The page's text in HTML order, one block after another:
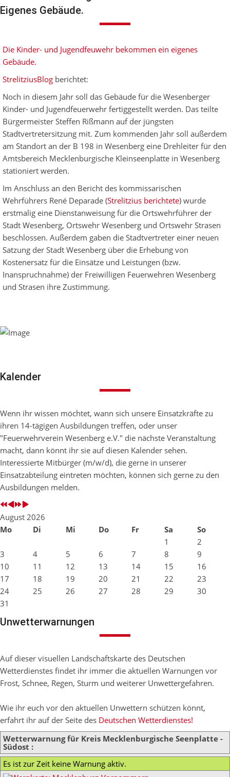
Eigenes Gebäude.
Die Kinder- und Jugendfeuwehr bekommen ein eigenes
Gebäude.
StrelitziusBlog berichtet:
Noch in diesem Jahr soll das Gebäude für die Wesenberger
Kinder- und Jugendfeuerwehr fertiggestellt werden. Das teilte
Bürgermeister Steffen Rißmann auf der jüngsten
Stadtvertretersitzung mit. Zum kommenden Jahr soll außerdem
am Standort an der B 198 in Wesenberg eine Drehleiter für den
Amtsbereich Mecklenburgische Kleinseenplatte in Wesenberg
stationiert werden.
Im Anschluss an den Bericht des kommissarischen
Wehrführers René Deparade (Strelitzius berichtete) wurde
erstmalig eine Dienstanweisung für die Ortswehrführer der
Stadt Wesenberg, Ortswehr Wesenberg und Ortswehr Strasen
beschlossen. Außerdem gaben die Stadtvertreter einer neuen
Satzung der Stadt Wesenberg über die Erhebung von
Kostenersatz für die Einsätze und Leistungen (bzw.
Inanspruchnahme) der Freiwilligen Feuerwehren Wesenberg
und Strasen ihre Zustimmung.
Kalender
Wenn ihr wissen möchtet, wann sich unsere Einsatzkräfte zu
ihren 14-tägigen Ausbildungen treffen, oder unser
"Feuerwehrverein Wesenberg e.V." die nächste Veranstaltung
macht, dann könnt ihr sie auf diesen Kalender sehen.
Interessierte Mitbürger (m/w/d), die gerne in unserer
Einsatzabteilung eintreten möchten, können sich gerne zu den
Ausbildungen melden.
August 2026
Mo
Di Mi Do Fr Sa
So
1
2
3
4 5 6 7 8
9
10
11 12 13 14 15
16
17
18 19 20 21 22
23
24
25 26 27 28 29
30
31
Unwetterwarnungen
Auf dieser visuellen Landschaftskarte des Deutschen
Wetterdienstes findet ihr immer die aktuellen Warnungen vor
Frost, Schnee, Regen, Sturm und weiterer Unwettergefahren.
Wie ihr euch vor den aktuellen Unwettern schützen könnt,
erfahrt ihr auf der Seite des Deutschen Wetterdienstes!
Wetterwarnung für Kreis Mecklenburgische Seenplatte -
Südost :
Es ist zur Zeit keine Warnung aktiv.